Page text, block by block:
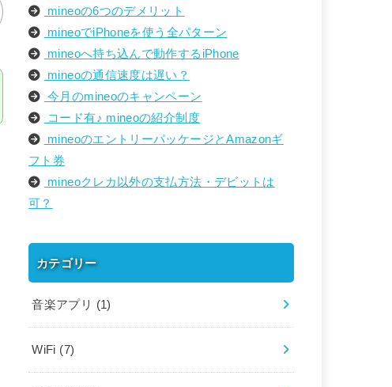
mineoの6つのデメリット
mineoでiPhoneを使う全パターン
mineoへ持ち込んで動作するiPhone
mineoの通信速度は遅い？
今月のmineoのキャンペーン
コード有♪ mineoの紹介制度
mineoのエントリーパッケージとAmazonギ
フト券
mineoクレカ以外の支払方法・デビットは
可？
カテゴリー
音楽アプリ (1)
WiFi (7)